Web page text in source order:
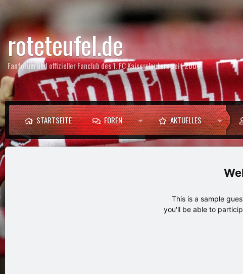
roteteufel.de
Fanforum und offizieller Fanclub des 1. FC Kaiserslautern seit 2004
STARTSEITE FOREN AKTUELLES
This is a sample
you'll be able to